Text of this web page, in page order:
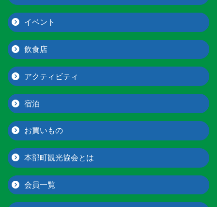
イベント
飲食店
アクティビティ
宿泊
お買いもの
本部町観光協会とは
会員一覧